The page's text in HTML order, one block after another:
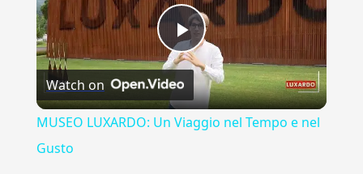
Play
Video
Watch on
MUSEO LUXARDO: Un Viaggio nel Tempo e nel
Gusto